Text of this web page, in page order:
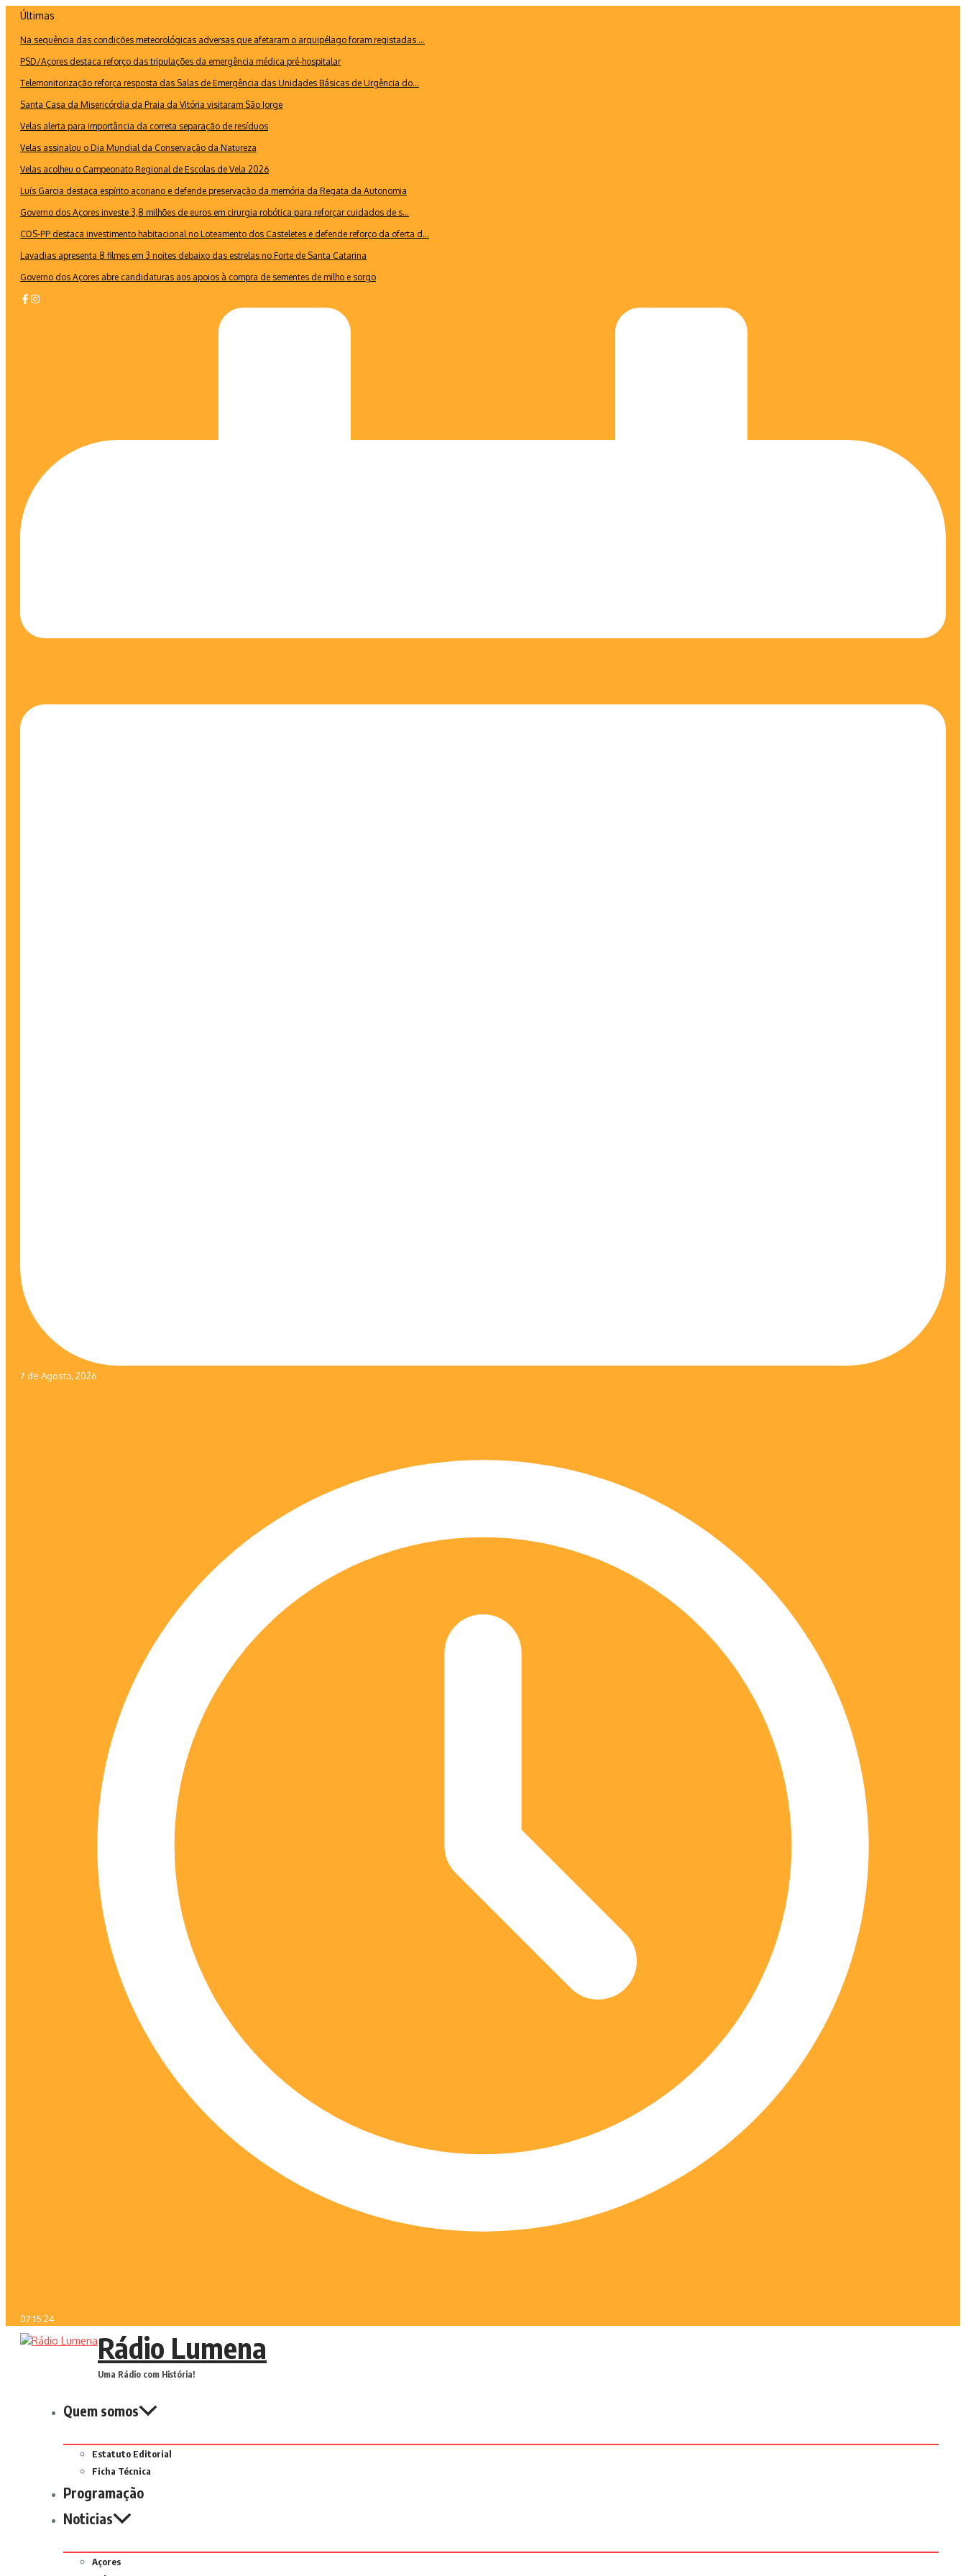
conteúdo
Últimas
Na sequência das condições meteorológicas adversas que afetaram o arquipélago foram registadas ...
PSD/Açores destaca reforço das tripulações da emergência médica pré-hospitalar
Telemonitorização reforça resposta das Salas de Emergência das Unidades Básicas de Urgência do...
Santa Casa da Misericórdia da Praia da Vitória visitaram São Jorge
Velas alerta para importância da correta separação de resíduos
Velas assinalou o Dia Mundial da Conservação da Natureza
Velas acolheu o Campeonato Regional de Escolas de Vela 2026
Luís Garcia destaca espírito açoriano e defende preservação da memória da Regata da Autonomia
Governo dos Açores investe 3,8 milhões de euros em cirurgia robótica para reforçar cuidados de s...
CDS-PP destaca investimento habitacional no Loteamento dos Casteletes e defende reforço da oferta d...
Lavadias apresenta 8 filmes em 3 noites debaixo das estrelas no Forte de Santa Catarina
Governo dos Açores abre candidaturas aos apoios à compra de sementes de milho e sorgo
7 de Agosto, 2026
07:15:24
Rádio Lumena
Uma Rádio com História!
Quem somos
Estatuto Editorial
Ficha Técnica
Programação
Noticias
Açores